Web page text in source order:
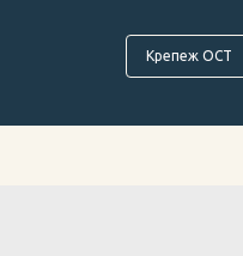
Крепеж ОСТ